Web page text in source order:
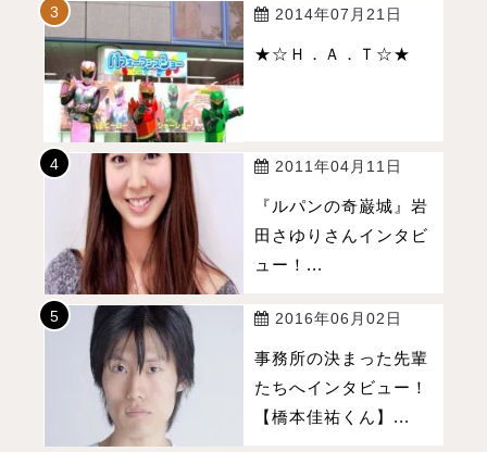
2014年07月21日
★☆Ｈ．Ａ．Ｔ☆★
2011年04月11日
『ルパンの奇巌城』岩
田さゆりさんインタビ
ュー！...
2016年06月02日
事務所の決まった先輩
たちへインタビュー！
【橋本佳祐くん】...